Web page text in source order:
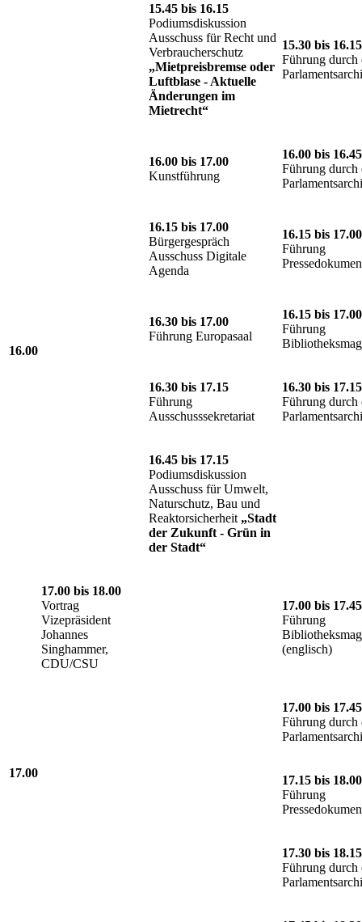
15.45 bis 16.15
Podiumsdiskussion
Ausschuss für Recht und
Verbraucherschutz
„Mietpreisbremse oder
Luftblase - Aktuelle
Änderungen im
Mietrecht“
15.30 bis 16.15
Führung durch
16.00
16.00 bis 17.00
Kunstführung
16.00 bis 16.45
Führung durch
16.15 bis 17.00
Bürgergespräch
Ausschuss Digitale
Agenda
16.15 bis 17.00
Führung
16.30 bis 17.00
Führung Europasaal
16.15 bis 17.00
Führung
16.30 bis 17.15
Führung
Ausschusssekretariat
16.30 bis 17.15
Führung durch
16.45 bis 17.15
Podiumsdiskussion
Ausschuss für Umwelt,
Naturschutz, Bau und
Reaktorsicherheit „Stadt
der Zukunft - Grün in
der Stadt“
17.00
17.00 bis 18.00
Vortrag
Vizepräsident
Johannes
Singhammer,
CDU/CSU
17.00 bis 17.45
Führung
(englisch)
17.00 bis 17.45
Führung durch
17.15 bis 18.00
Führung
17.30 bis 18.15
Führung durch